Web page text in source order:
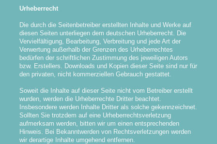
Urheberrecht
Die durch die Seitenbetreiber erstellten Inhalte und Werke auf
diesen Seiten unterliegen dem deutschen Urheberrecht. Die
Vervielfältigung, Bearbeitung, Verbreitung und jede Art der
Verwertung außerhalb der Grenzen des Urheberrechtes
bedürfen der schriftlichen Zustimmung des jeweiligen Autors
bzw. Erstellers. Downloads und Kopien dieser Seite sind nur für
den privaten, nicht kommerziellen Gebrauch gestattet.
Soweit die Inhalte auf dieser Seite nicht vom Betreiber erstellt
wurden, werden die Urheberrechte Dritter beachtet.
Insbesondere werden Inhalte Dritter als solche gekennzeichnet.
Sollten Sie trotzdem auf eine Urheberrechtsverletzung
aufmerksam werden, bitten wir um einen entsprechenden
Hinweis. Bei Bekanntwerden von Rechtsverletzungen werden
wir derartige Inhalte umgehend entfernen.